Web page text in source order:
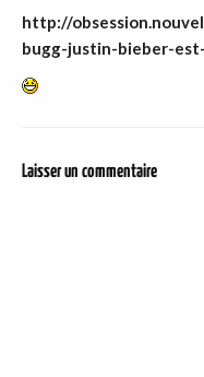
http://
bugg-justin-bieber-
Laisser un commentaire